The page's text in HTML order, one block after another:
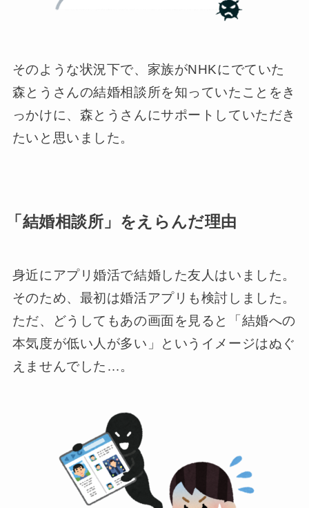
そのような状況下で、家族がNHKにでていた
森とうさんの結婚相談所を知っていたことをき
っかけに、森とうさんにサポートしていただき
たいと思いました。
「結婚相談所」をえらんだ理由
身近にアプリ婚活で結婚した友人はいました。
そのため、最初は婚活アプリも検討しました。
ただ、どうしてもあの画面を見ると「結婚への
本気度が低い人が多い」というイメージはぬぐ
えませんでした…。